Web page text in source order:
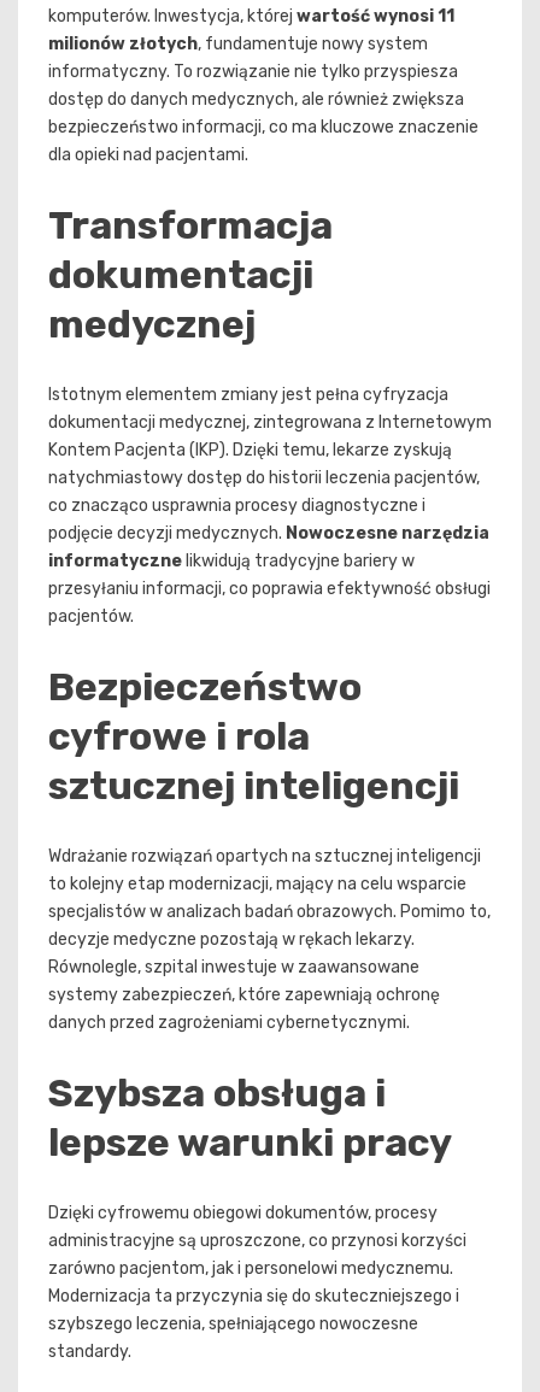
komputerów. Inwestycja, której wartość wynosi 11
milionów złotych, fundamentuje nowy system
informatyczny. To rozwiązanie nie tylko przyspiesza
dostęp do danych medycznych, ale również zwiększa
bezpieczeństwo informacji, co ma kluczowe znaczenie
dla opieki nad pacjentami.
Transformacja
dokumentacji
medycznej
Istotnym elementem zmiany jest pełna cyfryzacja
dokumentacji medycznej, zintegrowana z Internetowym
Kontem Pacjenta (IKP). Dzięki temu, lekarze zyskują
natychmiastowy dostęp do historii leczenia pacjentów,
co znacząco usprawnia procesy diagnostyczne i
podjęcie decyzji medycznych. Nowoczesne narzędzia
informatyczne likwidują tradycyjne bariery w
przesyłaniu informacji, co poprawia efektywność obsługi
pacjentów.
Bezpieczeństwo
cyfrowe i rola
sztucznej inteligencji
Wdrażanie rozwiązań opartych na sztucznej inteligencji
to kolejny etap modernizacji, mający na celu wsparcie
specjalistów w analizach badań obrazowych. Pomimo to,
decyzje medyczne pozostają w rękach lekarzy.
Równolegle, szpital inwestuje w zaawansowane
systemy zabezpieczeń, które zapewniają ochronę
danych przed zagrożeniami cybernetycznymi.
Szybsza obsługa i
lepsze warunki pracy
Dzięki cyfrowemu obiegowi dokumentów, procesy
administracyjne są uproszczone, co przynosi korzyści
zarówno pacjentom, jak i personelowi medycznemu.
Modernizacja ta przyczynia się do skuteczniejszego i
szybszego leczenia, spełniającego nowoczesne
standardy.